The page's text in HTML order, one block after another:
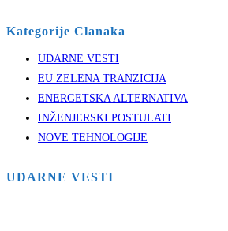
Kategorije Clanaka
UDARNE VESTI
EU ZELENA TRANZICIJA
ENERGETSKA ALTERNATIVA
INŽENJERSKI POSTULATI
NOVE TEHNOLOGIJE
UDARNE VESTI